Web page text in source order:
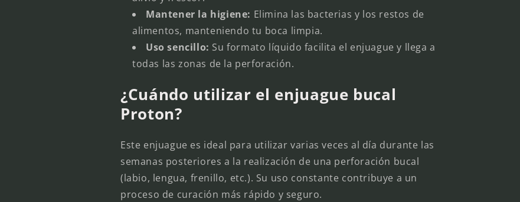
Mantener la higiene: Elimina las bacterias y los restos de
alimentos, manteniendo tu boca limpia.
Uso sencillo: Su formato líquido facilita el enjuague y llega a
todas las zonas de la perforación.
¿Cuándo utilizar el enjuague bucal
Proton?
Este enjuague es ideal para utilizar varias veces al día durante las
semanas posteriores a la realización de una perforación bucal
(labio, lengua, frenillo, etc.). Su uso constante contribuye a un
proceso de curación más rápido y seguro.